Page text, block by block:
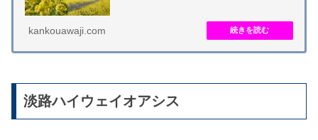
kankouawaji.com
淡路ハイウェイオアシス